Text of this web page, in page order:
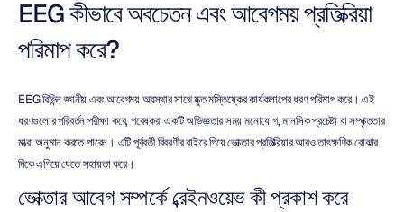
EEG কীভাবে অবচেতন এবং আবেগময় প্রতিক্রিয়া
পরিমাপ করে?
EEG বিভিন্ন জ্ঞানীয় এবং আবেগময় অবস্থার সাথে যুক্ত মস্তিষ্কের কার্যকলাপের ধরণ পরিমাপ করে। এই
ধরণগুলোর পরিবর্তন পরীক্ষা করে, গবেষকরা একটি অভিজ্ঞতার সময় মনোযোগ, মানসিক প্রচেষ্টা বা সম্পৃক্ততার
মাত্রা অনুমান করতে পারেন। এটি পূর্ববর্তী বিবরণীর বাইরে গিয়ে ভোক্তার প্রতিক্রিয়ার আরও তাৎক্ষণিক বোঝার
দিকে এগিয়ে যেতে সহায়তা করে।
ভোক্তার আবেগ সম্পর্কে ব্রেইনওয়েভ কী প্রকাশ করে